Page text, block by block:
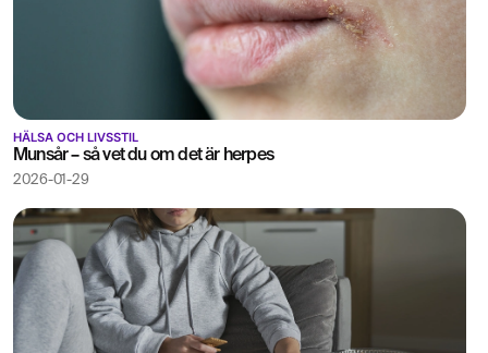
HÄLSA OCH LIVSSTIL
Munsår – så vet du om det är herpes
2026-01-29